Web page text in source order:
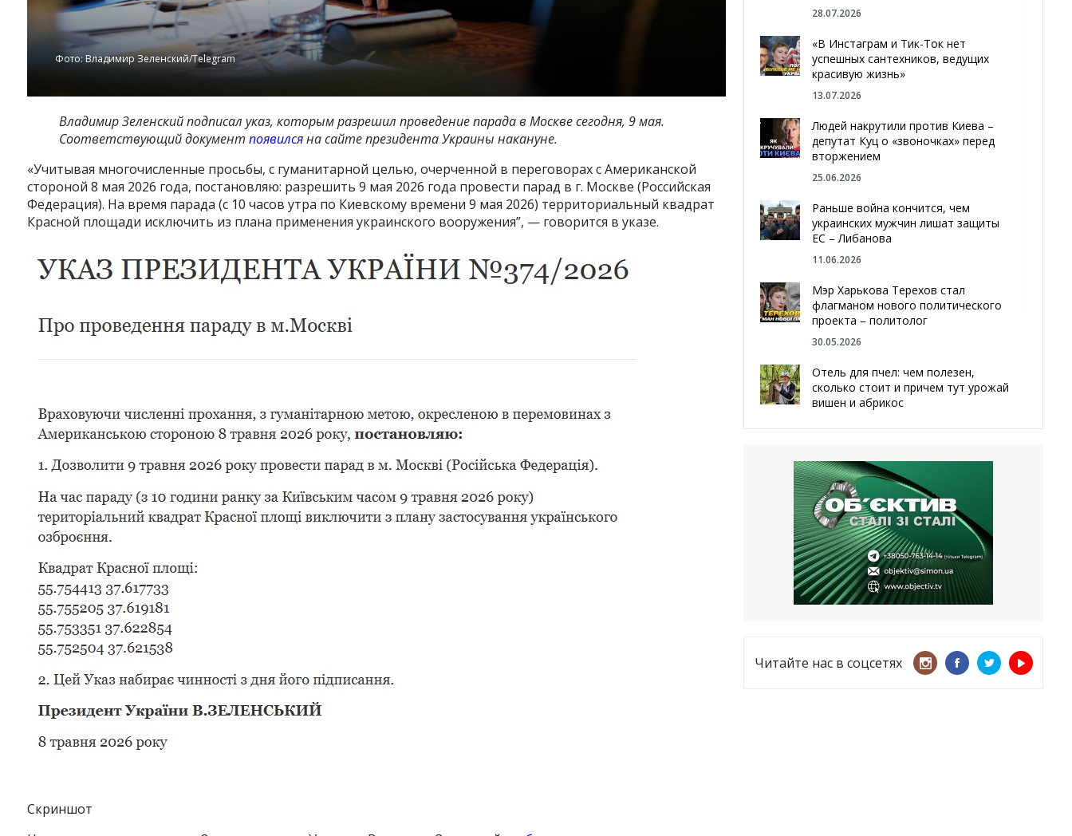
Фото: Владимир Зеленский/Telegram
Владимир Зеленский подписал указ, которым разрешил проведение парада в Москве сегодня, 9 мая.
Соответствующий документ появилсяна сайте президента Украины накануне.
«Учитывая многочисленные просьбы, с гуманитарной целью, очерченной в переговорах с Американской
стороной 8 мая 2026 года, постановляю: разрешить 9 мая 2026 года провести парад в г. Москве (Российская
Федерация). На время парада (с 10 часов утра по Киевскому времени 9 мая 2026) территориальный квадрат
Красной площади исключить из плана применения украинского вооружения”, — говорится в указе.
Скриншот
28.07.2026
«В Инстаграм и Тик-Ток нет
успешных сантехников, ведущих
красивую жизнь»
13.07.2026
Людей накрутили против Киева –
депутат Куц о «звоночках» перед
вторжением
25.06.2026
Раньше война кончится, чем
украинских мужчин лишат защиты
ЕС – Либанова
11.06.2026
Мэр Харькова Терехов стал
флагманом нового политического
проекта – политолог
30.05.2026
Отель для пчел: чем полезен,
сколько стоит и причем тут урожай
вишен и абрикос
Чугуева, города, который устоял,
несмотря ни на что
21.05.2026
«ТЦК нарушает закон? Пусть
платят!» Как благодаря штрафу
женщину сняли с учета
15.05.2026
Читайте нас в соцсетях
InstagramFacebook